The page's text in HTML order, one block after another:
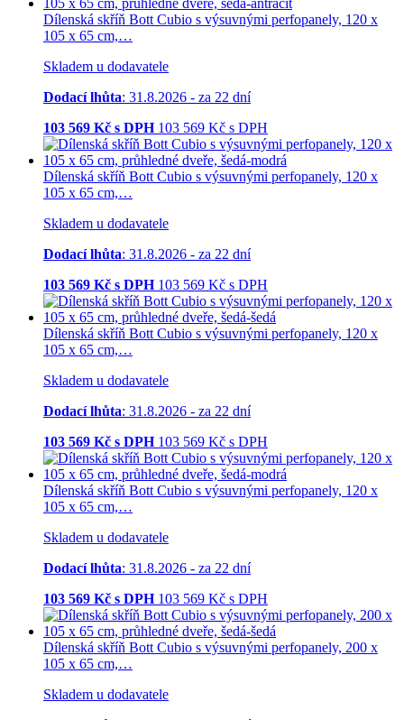
Dílenská skříň Bott Cubio s výsuvnými perfopanely, 120 x
105 x 65 cm,…
Skladem u dodavatele
Dodací lhůta: 31.8.2026 - za 22 dní
103 569 Kč s DPH 103 569 Kč s DPH
Dílenská skříň Bott Cubio s výsuvnými perfopanely, 120 x
105 x 65 cm,…
Skladem u dodavatele
Dodací lhůta: 31.8.2026 - za 22 dní
103 569 Kč s DPH 103 569 Kč s DPH
Dílenská skříň Bott Cubio s výsuvnými perfopanely, 120 x
105 x 65 cm,…
Skladem u dodavatele
Dodací lhůta: 31.8.2026 - za 22 dní
103 569 Kč s DPH 103 569 Kč s DPH
Dílenská skříň Bott Cubio s výsuvnými perfopanely, 120 x
105 x 65 cm,…
Skladem u dodavatele
Dodací lhůta: 31.8.2026 - za 22 dní
103 569 Kč s DPH 103 569 Kč s DPH
Dílenská skříň Bott Cubio s výsuvnými perfopanely, 200 x
105 x 65 cm,…
Skladem u dodavatele